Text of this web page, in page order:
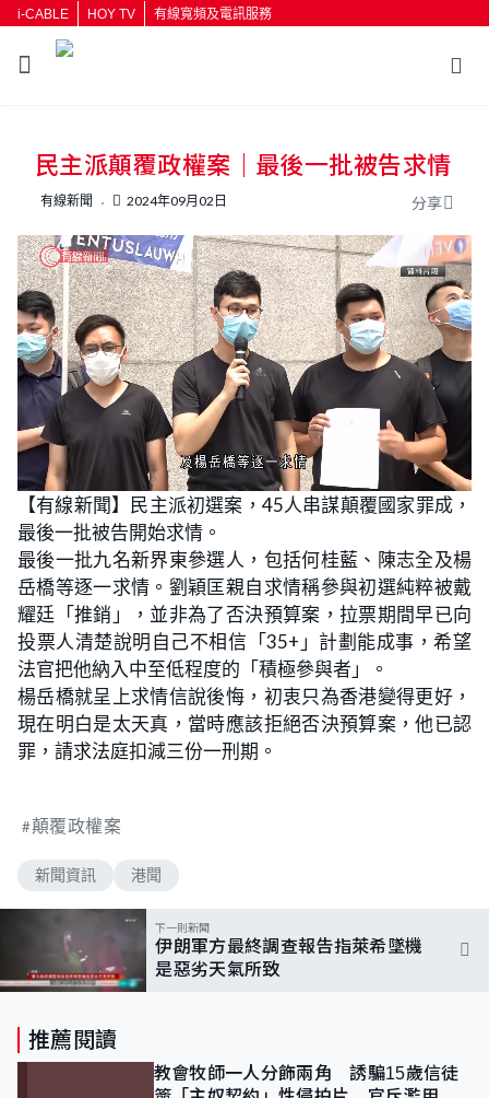
i-CABLE HOY TV 有線寬頻及電訊服務
按輸入鍵開始搜尋
民主派顛覆政權案｜最後一批被告求情
有線新聞 2024年09月02日 分享
n
m
t
e
L
o
a
d
e
d
:
4
3
.
6
4
%
【有線新聞】民主派初選案，45人串謀顛覆國家罪成，
最後一批被告開始求情。
最後一批九名新界東參選人，包括何桂藍、陳志全及楊
岳橋等逐一求情。劉穎匡親自求情稱參與初選純粹被戴
耀廷「推銷」，並非為了否決預算案，拉票期間早已向
投票人清楚說明自己不相信「35+」計劃能成事，希望
法官把他納入中至低程度的「積極參與者」。
楊岳橋就呈上求情信說後悔，初衷只為香港變得更好，
現在明白是太天真，當時應該拒絕否決預算案，他已認
罪，請求法庭扣減三份一刑期。
顛覆政權案
新聞資訊 港聞
下一則新聞
伊朗軍方最終調查報告指萊希墜機
是惡劣天氣所致
推薦閱讀
教會牧師一人分飾兩角 誘騙15歲信徒